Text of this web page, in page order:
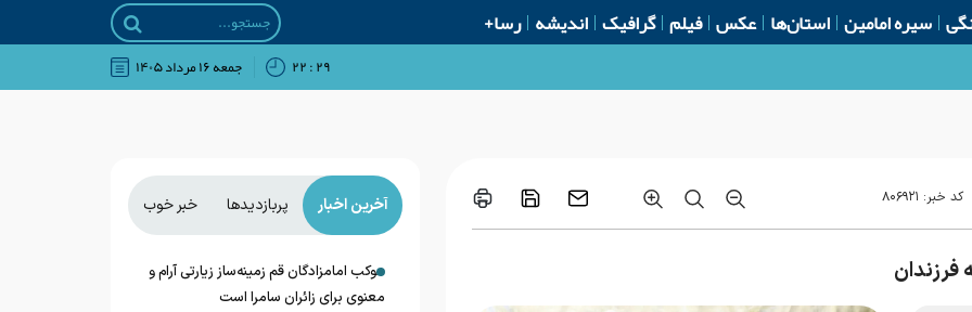
سیره امامین استان‌ها عکس فیلم گرافیک اندیشه رسا+
۲۹ : ۲۲ جمعه ۱۶ مرداد ۱۴۰۵
کد خبر: ۸۰۶۹۲۱
فرزندان
آخرین اخبار پربازدیدها خبر خوب
موکب امامزادگان قم زمینه‌ساز زیارتی آرام و
معنوی برای زائران سامرا است